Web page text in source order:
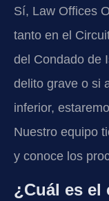
Sí, Law Offices
tanto en el
del Condado de
delito grave o si
inferior,
Nuestro equipo
y conoce los
¿Cuál es el